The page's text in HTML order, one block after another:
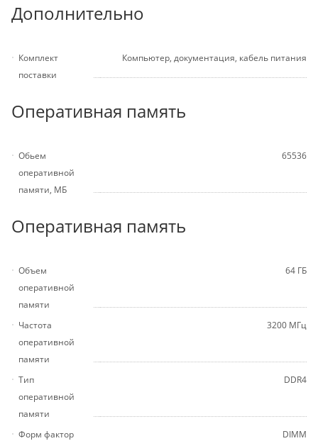
Дополнительно
Комплект
поставки
Компьютер, документация, кабель питания
Оперативная память
Обьем
оперативной
памяти, МБ
65536
Оперативная память
Объем
оперативной
памяти
64 ГБ
Частота
оперативной
памяти
3200 МГц
Тип
оперативной
памяти
DDR4
Форм фактор
DIMM